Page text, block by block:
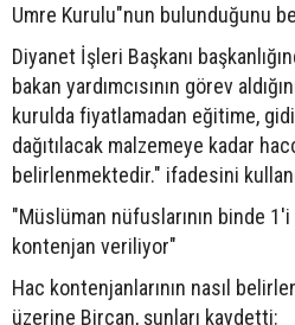
Umre Kurulu"nun bulunduğunu
Diyanet İşleri Başkanı
bakan yardımcısının görev
kurulda fiyatlamadan eğitime,
dağıtılacak malzemeye kadar
belirlenmektedir." ifadesini
"Müslüman nüfuslarının binde
kontenjan veriliyor"
Hac kontenjanlarının nasıl
üzerine Bircan, şunları kaydetti: